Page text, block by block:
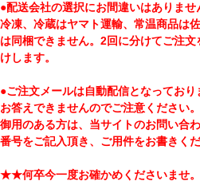
●配送会社の選択にお間違いはありませ
冷凍、冷蔵はヤマト運輸、常温商品は
は同梱できません。2回に分けてご注
けします。
●ご注文メールは自動配信となってお
お答えできませんのでご注意ください。
御用のある方は、当サイトのお問い合
番号をご記入頂き、ご用件をお書きくだ
★★何卒今一度お確かめくださいませ